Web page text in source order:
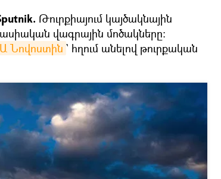
Թուրքիայում կայծակնային
վագրային մոծակները։
Նովոստին ` հղում անելով թուրքական